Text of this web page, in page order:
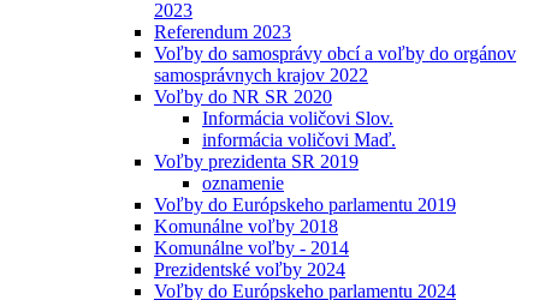
2023
Referendum 2023
Voľby do samosprávy obcí a voľby do orgánov
samosprávnych krajov 2022
Voľby do NR SR 2020
Informácia voličovi Slov.
informácia voličovi Maď.
Voľby prezidenta SR 2019
oznamenie
Voľby do Európskeho parlamentu 2019
Komunálne voľby 2018
Komunálne voľby - 2014
Prezidentské voľby 2024
Voľby do Európskeho parlamentu 2024